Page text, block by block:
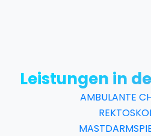
Leistungen in
AMBULANTE